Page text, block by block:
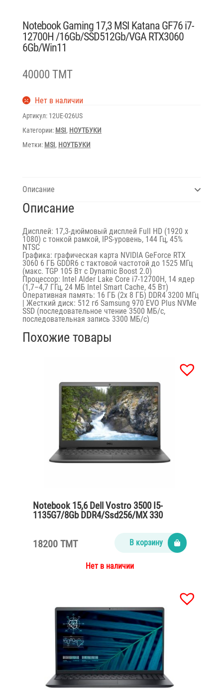
Notebook Gaming 17,3 MSI Katana GF76 i7-
12700H /16Gb/SSD512Gb/VGA RTX3060
6Gb/Win11
40000 TMT
Нет в наличии
Артикул: 12UE-026US
Категории: MSI, НОУТБУКИ
Метки: MSI, НОУТБУКИ
Описание
Описание
Дисплей: 17,3-дюймовый дисплей Full HD (1920 x
1080) с тонкой рамкой, IPS-уровень, 144 Гц, 45%
NTSC
Графика: графическая карта NVIDIA GeForce RTX
3060 6 ГБ GDDR6 с тактовой частотой до 1525 МГц
(макс. TGP 105 Вт с Dynamic Boost 2.0)
Процессор: Intel Alder Lake Core i7-12700H, 14 ядер
(1,7–4,7 ГГц, 24 МБ Intel Smart Cache, 45 Вт)
Оперативная память: 16 ГБ (2x 8 ГБ) DDR4 3200 МГц
| Жесткий диск: 512 гб Samsung 970 EVO Plus NVMe
SSD (последовательное чтение 3500 МБ/с,
последовательная запись 3300 МБ/с)
Похожие товары
Notebook 15,6 Dell Vostro 3500 I5-
1135G7/8Gb DDR4/Ssd256/MX 330
18200 TMT В корзину
Нет в наличии